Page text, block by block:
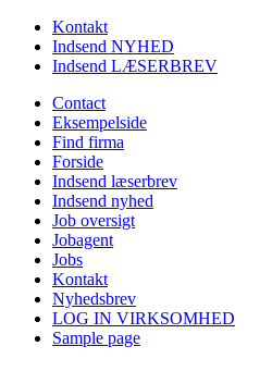
Kontakt
Indsend NYHED
Indsend LÆSERBREV
Contact
Eksempelside
Find firma
Forside
Indsend læserbrev
Indsend nyhed
Job oversigt
Jobagent
Jobs
Kontakt
Nyhedsbrev
LOG IN VIRKSOMHED
Sample page